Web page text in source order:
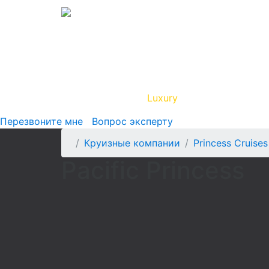
Luxury
Перезвоните мне
Вопрос эксперту
Круизные компании
Princess Cruises